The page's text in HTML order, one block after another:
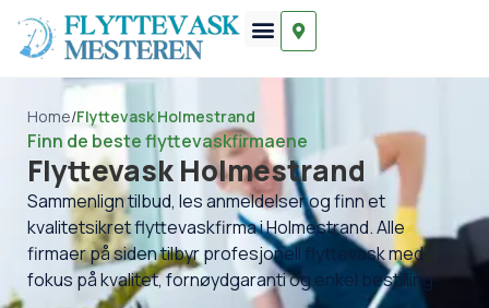
Home/Flyttevask Holmestrand
Finn de beste flyttevaskfirmaene
Flyttevask Holmestrand
Sammenlign tilbud, les anmeldelser og finn et
kvalitetsikret flyttevaskfirma i Holmestrand. Alle
firmaer på siden tilbyr profesjonell flyttevask med
fokus på kvalitet, fornøydgaranti og enkel bestilling.